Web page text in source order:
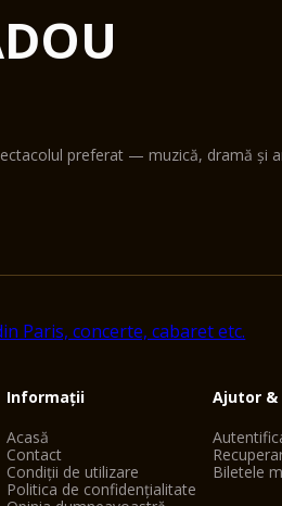
preferat — muzică, dramă și
Informații
Acasă
Contact
Condiții de utilizare
Politica de confidențialitate
Ajutor &
Biletele